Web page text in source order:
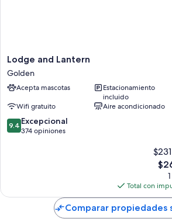
Armarios o clósets, equipo para hacer
portátiles
Lodge
and
Lantern
Golden
Lodge and Lantern
Golden
Acepta mascotas
Estacionamiento
incluido
Wifi gratuito
Aire acondicionado
9.4
de
9.4 Excepcional
374 opiniones
El
es
de
Total con
Comparar propiedades